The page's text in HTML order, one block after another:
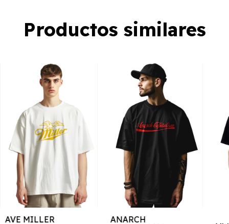
Productos similares
AVE MILLER
ANARCH